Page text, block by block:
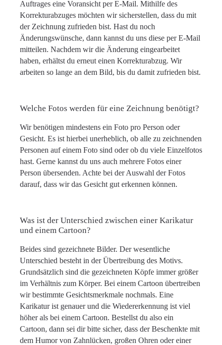
Auftrages eine Voransicht per E-Mail. Mithilfe des
Korrekturabzuges möchten wir sicherstellen, dass du mit
der Zeichnung zufrieden bist. Hast du noch
Änderungswünsche, dann kannst du uns diese per E-Mail
mitteilen. Nachdem wir die Änderung eingearbeitet
haben, erhältst du erneut einen Korrekturabzug. Wir
arbeiten so lange an dem Bild, bis du damit zufrieden bist.
Welche Fotos werden für eine Zeichnung benötigt?
Wir benötigen mindestens ein Foto pro Person oder
Gesicht. Es ist hierbei unerheblich, ob alle zu zeichnenden
Personen auf einem Foto sind oder ob du viele Einzelfotos
hast. Gerne kannst du uns auch mehrere Fotos einer
Person übersenden. Achte bei der Auswahl der Fotos
darauf, dass wir das Gesicht gut erkennen können.
Was ist der Unterschied zwischen einer Karikatur
und einem Cartoon?
Beides sind gezeichnete Bilder. Der wesentliche
Unterschied besteht in der Übertreibung des Motivs.
Grundsätzlich sind die gezeichneten Köpfe immer größer
im Verhältnis zum Körper. Bei einem Cartoon übertreiben
wir bestimmte Gesichtsmerkmale nochmals. Eine
Karikatur ist genauer und die Wiedererkennung ist viel
höher als bei einem Cartoon. Bestellst du also ein
Cartoon, dann sei dir bitte sicher, dass der Beschenkte mit
dem Humor von Zahnlücken, großen Ohren oder einer